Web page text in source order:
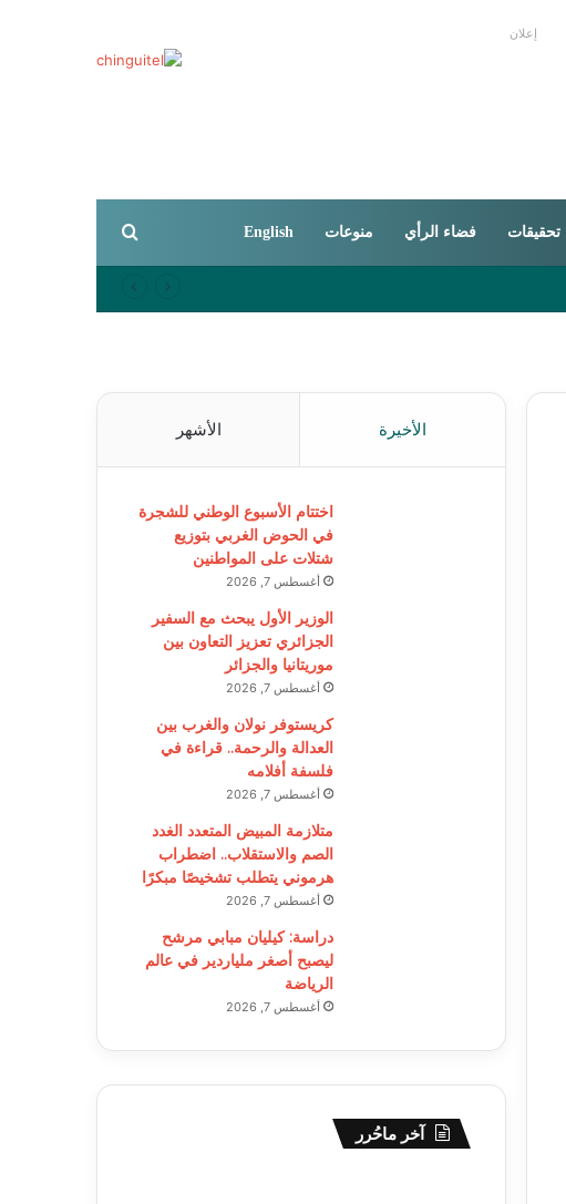
إعلان
تحقيقات فضاء الرأي منوعات English بحث عن
الأخيرة الأشهر
اختتام الأسبوع الوطني للشجرة
في الحوض الغربي بتوزيع
شتلات على المواطنين
أغسطس 7, 2026
الوزير الأول يبحث مع السفير
الجزائري تعزيز التعاون بين
موريتانيا والجزائر
أغسطس 7, 2026
كريستوفر نولان والغرب بين
العدالة والرحمة.. قراءة في
فلسفة أفلامه
أغسطس 7, 2026
متلازمة المبيض المتعدد الغدد
الصم والاستقلاب.. اضطراب
هرموني يتطلب تشخيصًا مبكرًا
أغسطس 7, 2026
دراسة: كيليان مبابي مرشح
ليصبح أصغر ملياردير في عالم
الرياضة
أغسطس 7, 2026
آخر ماحُرر